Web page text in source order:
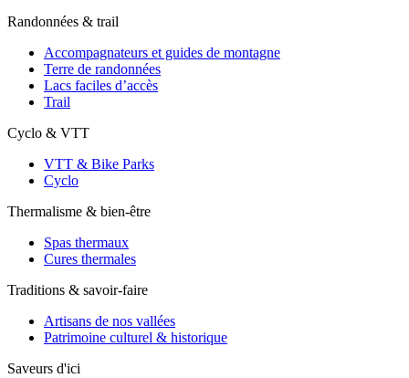
Randonnées & trail
Accompagnateurs et guides de montagne
Terre de randonnées
Lacs faciles d’accès
Trail
Cyclo & VTT
VTT & Bike Parks
Cyclo
Thermalisme & bien-être
Spas thermaux
Cures thermales
Traditions & savoir-faire
Artisans de nos vallées
Patrimoine culturel & historique
Saveurs d'ici